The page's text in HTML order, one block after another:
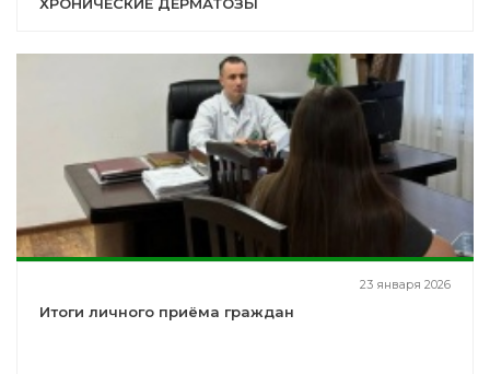
23 января 2026
Итоги личного приёма граждан